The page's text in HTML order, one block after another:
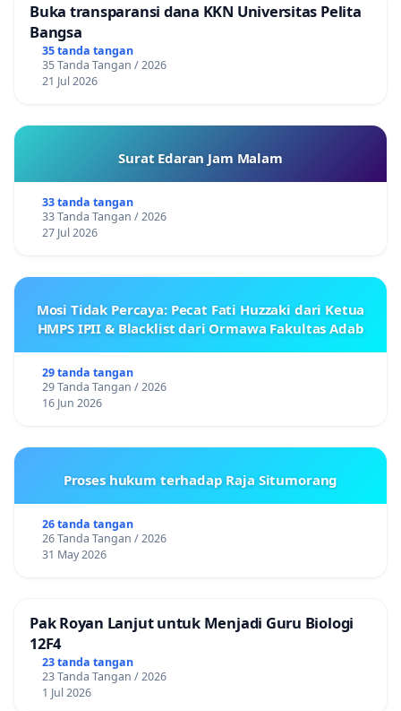
Buka transparansi dana KKN Universitas Pelita
Bangsa
35 tanda tangan
35 Tanda Tangan / 2026
21 Jul 2026
Surat Edaran Jam Malam
33 tanda tangan
33 Tanda Tangan / 2026
27 Jul 2026
Mosi Tidak Percaya: Pecat Fati Huzzaki dari Ketua
HMPS IPII & Blacklist dari Ormawa Fakultas Adab
29 tanda tangan
29 Tanda Tangan / 2026
16 Jun 2026
Proses hukum terhadap Raja Situmorang
26 tanda tangan
26 Tanda Tangan / 2026
31 May 2026
Pak Royan Lanjut untuk Menjadi Guru Biologi
12F4
23 tanda tangan
23 Tanda Tangan / 2026
1 Jul 2026